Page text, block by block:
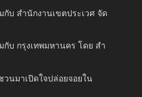
บ สำนักงานเขตประเวศ จัด
กับ กรุงเทพมหานคร โดย สำ
วนมาเปิดใจปล่อยจอยใน